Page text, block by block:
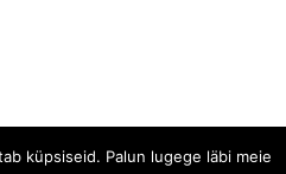
küpsiseid. Palun lugege läbi meie